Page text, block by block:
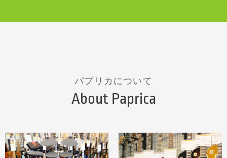
パプリカについて
About Paprica